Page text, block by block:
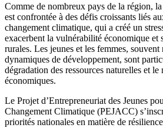
Comme de nombreux pays de la région,
est confrontée à des défis croissants liés
changement climatique, qui a créé un
exacerbent la vulnérabilité économique et
rurales. Les jeunes et les femmes, souvent
dynamiques de développement, sont
dégradation des ressources naturelles et le
économiques.
Le Projet d’Entrepreneuriat des Jeunes
Changement Climatique (PEJACC)
priorités nationales en matière de